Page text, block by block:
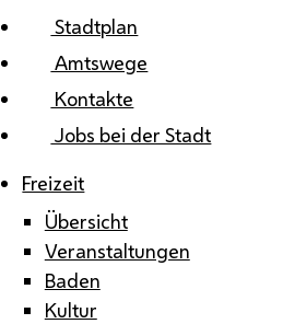
Stadtplan
Amtswege
Kontakte
Jobs bei der Stadt
Freizeit
Übersicht
Veranstaltungen
Baden
Kultur